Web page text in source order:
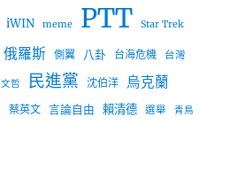
iWIN meme PTT Star Trek
俄羅斯 側翼 八卦 台海危機 台灣
哲 民進黨 沈伯洋 烏克蘭
蔡英文 言論自由 賴清德 選舉 青鳥